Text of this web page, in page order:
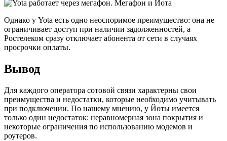
Однако у Yota есть одно неоспоримое преимущество: она не
ограничивает доступ при наличии задолженностей, а
Ростелеком сразу отключает абонента от сети в случаях
просрочки оплаты.
Вывод
Для каждого оператора сотовой связи характерны свои
преимущества и недостатки, которые необходимо учитывать
при подключении. По нашему мнению, у Йоты имеется
только один недостаток: неравномерная зона покрытия и
некоторые ограничения по использованию модемов и
роутеров.